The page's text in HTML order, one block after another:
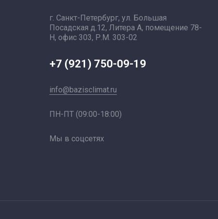
г. Санкт-Петербург, ул. Большая
Посадская д.12, Литера А, помещение 78-
Н, офис 303, Р.М. 303-02
+7 (921) 750-09-19
info@bazisclimat.ru
ПН-ПТ (09:00-18:00)
Мы в соцсетях